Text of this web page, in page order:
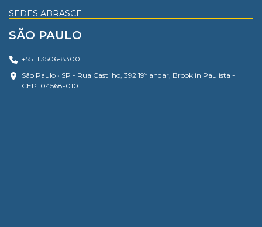
SEDES ABRASCE
SÃO PAULO
+55 11 3506-8300
São Paulo • SP - Rua Castilho, 392 19º andar, Brooklin Paulista -
CEP: 04568-010